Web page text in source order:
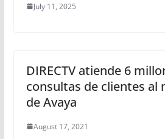
July 11, 2025
DIRECTV atiende 6
consultas de clientes al
de Avaya
August 17, 2021